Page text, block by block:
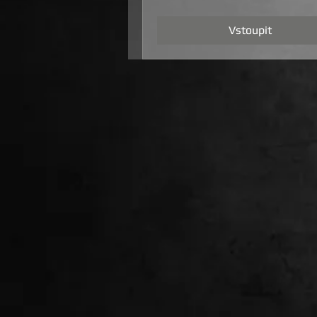
Vstoupit